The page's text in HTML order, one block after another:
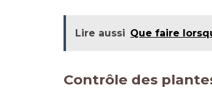
Lire aussi Que faire
Contrôle des